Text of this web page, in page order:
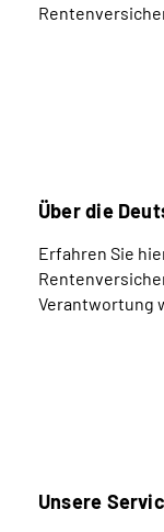
Über die
Erfahren Sie
Verantwortung
Unsere